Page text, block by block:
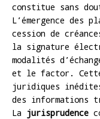
constitue sans
L’émergence des
cession de
la signature
modalités
et le factor. Cette
juridiques
des informations
La jurisprudence